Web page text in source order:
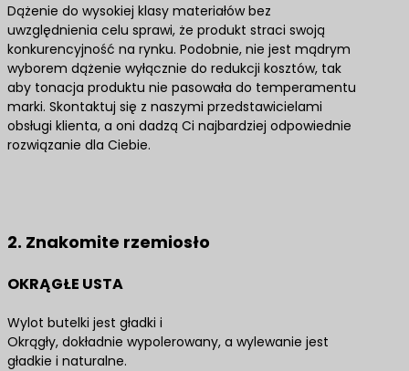
Dążenie do wysokiej klasy materiałów bez
uwzględnienia celu sprawi, że produkt straci swoją
konkurencyjność na rynku. Podobnie, nie jest mądrym
wyborem dążenie wyłącznie do redukcji kosztów, tak
aby tonacja produktu nie pasowała do temperamentu
marki. Skontaktuj się z naszymi przedstawicielami
obsługi klienta, a oni dadzą Ci najbardziej odpowiednie
rozwiązanie dla Ciebie.
2. Znakomite rzemiosło
OKRĄGŁE USTA
Wylot butelki jest gładki i
Okrągły, dokładnie wypolerowany, a wylewanie jest
gładkie i naturalne.